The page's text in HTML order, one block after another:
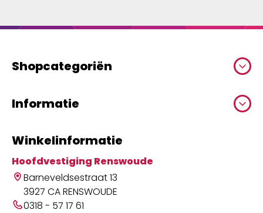
Shopcategoriën
Informatie
Winkelinformatie
Hoofdvestiging Renswoude
Barneveldsestraat 13
3927 CA RENSWOUDE
0318 - 57 17 61